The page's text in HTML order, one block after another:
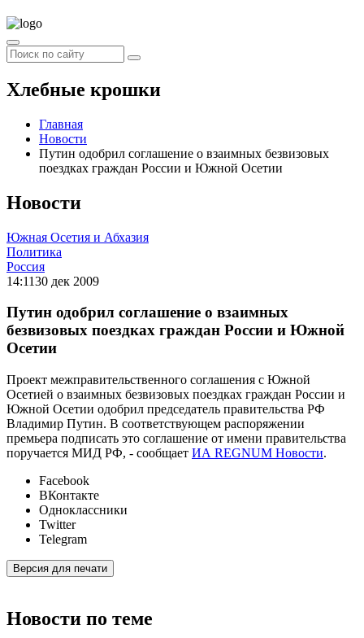
Хлебные крошки
Главная
Новости
Путин одобрил соглашение о взаимных безвизовых
поездках граждан России и Южной Осетии
Новости
Южная Осетия и Абхазия
Политика
Россия
14:1130 дек 2009
Путин одобрил соглашение о взаимных
безвизовых поездках граждан России и Южной
Осетии
Проект межправительственного соглашения с Южной
Осетией о взаимных безвизовых поездках граждан России и
Южной Осетии одобрил председатель правительства РФ
Владимир Путин. В соответствующем распоряжении
премьера подписать это соглашение от имени правительства
поручается МИД РФ, - сообщает ИА REGNUM Новости.
Facebook
ВКонтакте
Одноклассники
Twitter
Telegram
Версия для печати
Новости по теме